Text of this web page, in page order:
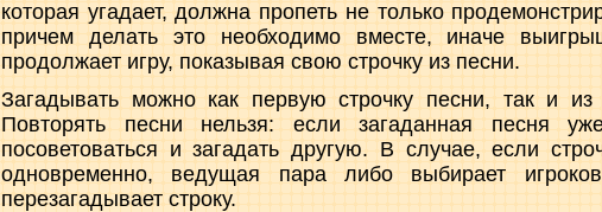
которая угадает, должна пропеть не только
причем делать это необходимо вместе, иначе
продолжает игру, показывая свою строчку из песни.
Загадывать можно как первую строчку песни, так и
Повторять песни нельзя: если загаданная песня
посоветоваться и загадать другую. В случае, если
одновременно, ведущая пара либо выбирает
перезагадывает строку.